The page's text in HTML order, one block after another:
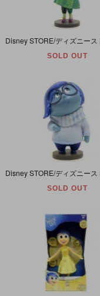
SOLD OUT
SOLD OUT